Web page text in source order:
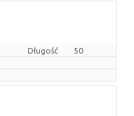
Długość
50